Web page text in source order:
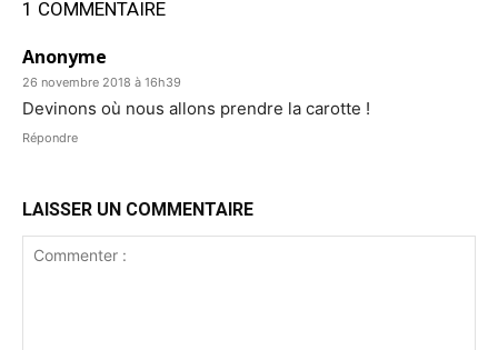
1 COMMENTAIRE
Anonyme
26 novembre 2018 à 16h39
Devinons où nous allons prendre la carotte !
Répondre
LAISSER UN COMMENTAIRE